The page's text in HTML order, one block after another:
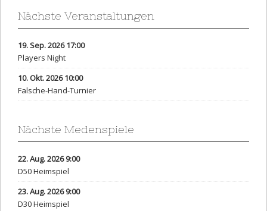
Nächste Veranstaltungen
19. Sep. 2026 17:00
Players Night
10. Okt. 2026 10:00
Falsche-Hand-Turnier
Nächste Medenspiele
22. Aug. 2026 9:00
D50 Heimspiel
23. Aug. 2026 9:00
D30 Heimspiel